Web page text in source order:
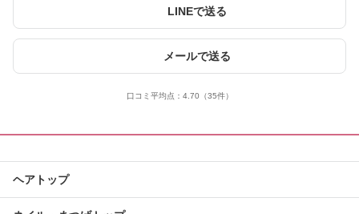
LINEで送る
メールで送る
口コミ平均点： 4.70 （35件）
ヘアトップ